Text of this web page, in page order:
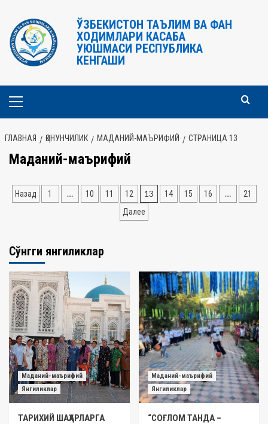
содержимому
ЎЗБЕКИСТОН ТАЪЛИМ ВА ФАН
ХОДИМЛАРИ КАСАБА
УЮШМАСИ РЕСПУБЛИКА
КЕНГАШИ
Основное
ГЛАВНАЯ ҚОНУНЧИЛИК МАДАНИЙ-МАЪРИФИЙ СТРАНИЦА 13
Маданий-маърифий
Навигация
Назад 1 … 10 11 12 13 14 15 16 …
21
Далее
Сўнгги янгиликлар
Маданий-маърифий
Янгиликлар
ТАРИХИЙ ШАҲАРЛАРГА
Маданий-маърифий
Янгиликлар
“СОҒЛОМ ТАНДА –